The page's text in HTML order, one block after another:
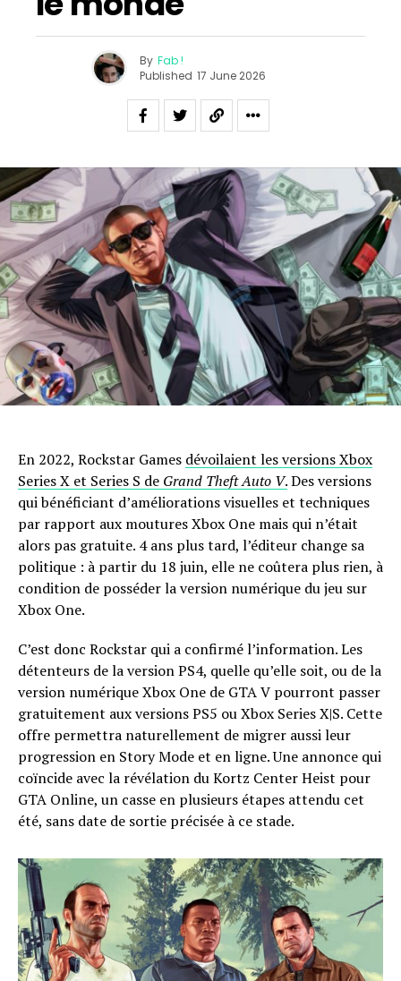
By Fab !
Published 17 June 2026
En 2022, Rockstar Games dévoilaient les versions Xbox
Series X et Series S de Grand Theft Auto V.Des versions
qui bénéficiant d’améliorations visuelles et techniques
par rapport aux moutures Xbox One mais qui n’était
alors pas gratuite. 4 ans plus tard, l’éditeur change sa
politique : à partir du 18 juin, elle ne coûtera plus rien, à
condition de posséder la version numérique du jeu sur
Xbox One.
C’est donc Rockstar qui a confirmé l’information. Les
détenteurs de la version PS4, quelle qu’elle soit, ou de la
version numérique Xbox One de GTA V pourront passer
gratuitement aux versions PS5 ou Xbox Series X|S. Cette
offre permettra naturellement de migrer aussi leur
progression en Story Mode et en ligne. Une annonce qui
coïncide avec la révélation du Kortz Center Heist pour
GTA Online, un casse en plusieurs étapes attendu cet
été, sans date de sortie précisée à ce stade.